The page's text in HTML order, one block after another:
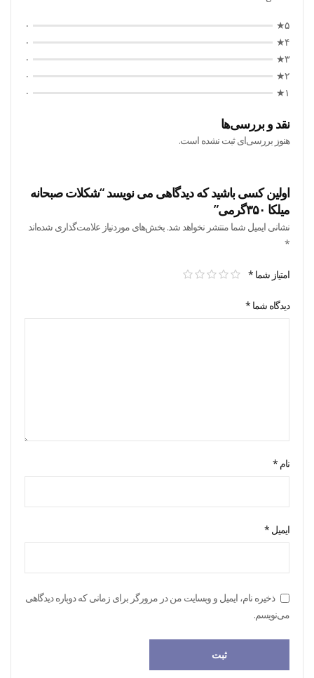
۵★
۰
۴★
۰
۳★
۰
۲★
۰
۱★
۰
نقد و بررسی‌ها
هنوز بررسی‌ای ثبت نشده است.
اولین کسی باشید که دیدگاهی می نویسد “شکلات صبحانه
میلکا ۳۵۰گرمی”
نشانی ایمیل شما منتشر نخواهد شد. بخش‌های موردنیاز علامت‌گذاری شده‌اند
*
امتیاز شما *
دیدگاه شما *
نام *
ایمیل *
ذخیره نام، ایمیل و وبسایت من در مرورگر برای زمانی که دوباره دیدگاهی
می‌نویسم.